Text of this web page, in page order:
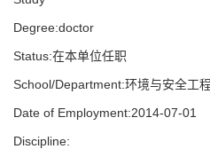
Degree:doctor
Status:在本单位任职
School/Department:环境与安全工
Date of Employment:2014-07-01
Discipline: